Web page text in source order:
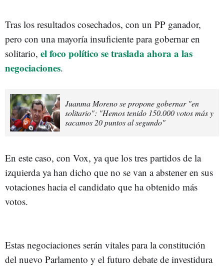
Tras los resultados cosechados, con un PP ganador,
pero con una mayoría insuficiente para gobernar en
solitario, el foco político se traslada ahora a las
negociaciones.
Juanma Moreno se propone gobernar "en
solitario": "Hemos tenido 150.000 votos más y
sacamos 20 puntos al segundo"
En este caso, con Vox, ya que los tres partidos de la
izquierda ya han dicho que no se van a abstener en sus
votaciones hacia el candidato que ha obtenido más
votos.
Estas negociaciones serán vitales para la constitución
del nuevo Parlamento y el futuro debate de investidura